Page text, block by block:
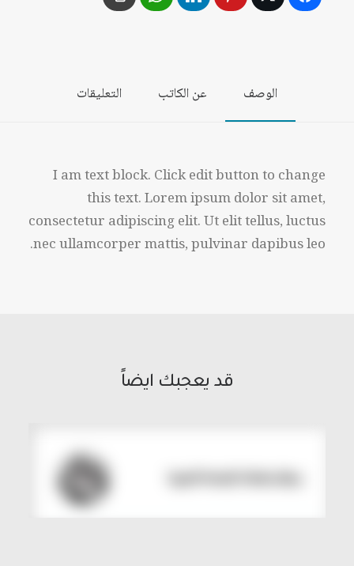
الوصف عن الكاتب التعليقات
I am text block. Click edit button to change
this text. Lorem ipsum dolor sit amet,
consectetur adipiscing elit. Ut elit tellus, luctus
nec ullamcorper mattis, pulvinar dapibus leo.
قد يعجبك ايضاً